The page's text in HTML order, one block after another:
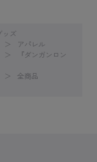
ッズ
アパレル
『ダンガンロン
全商品